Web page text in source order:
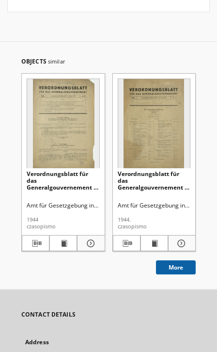
OBJECTS similar
Verordnungsblatt für
das
Generalgouvernement /
Regierung des
1944, Nr 3 (31 Januar)
Amt für Gesetzgebung in der Regierung des Generalgouverneurs
1944
czasopismo
Verordnungsblatt für
das
Generalgouvernement /
Regierung des
1944, Nr 2 (27 Januar)
Amt für Gesetzgebung in der
1944.
czasopismo
More
CONTACT DETAILS
Address